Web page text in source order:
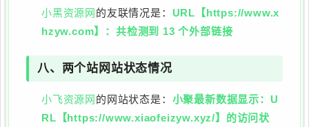
小黑资源网 的友联情况是： URL【https://www.x
hzyw.com】：共检测到 13 个外部链接
八、两个站网站状态情况
小飞资源网 的网站状态是： 小聚最新数据显示：U
RL【https://www.xiaofeizyw.xyz/】的访问状